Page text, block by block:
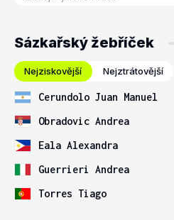
Sázkařský žebříček
Nejziskovější Nejztrátovější
Cerundolo Juan Manuel
Obradovic Andrea
Eala Alexandra
Guerrieri Andrea
Torres Tiago